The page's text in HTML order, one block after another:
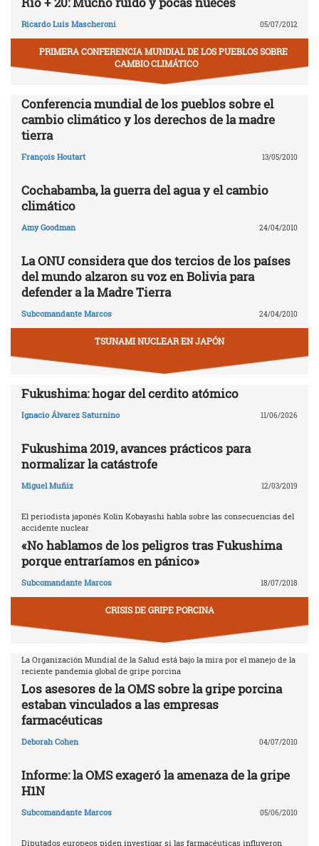
Ricardo Luis Mascheroni 05/07/2012
PRIMERA CONFERENCIA MUNDIAL DE LOS PUEBLOS SOBRE
CAMBIO CLIMÁTICO
Conferencia mundial de los pueblos sobre el
cambio climático y los derechos de la madre
tierra
François Houtart 13/05/2010
Cochabamba, la guerra del agua y el cambio
climático
Amy Goodman 24/04/2010
La ONU considera que dos tercios de los países
del mundo alzaron su voz en Bolivia para
defender a la Madre Tierra
Subcomandante Marcos 24/04/2010
TSUNAMI NUCLEAR EN JAPÓN
Fukushima: hogar del cerdito atómico
Ignacio Álvarez Saturnino 11/06/2026
Fukushima 2019, avances prácticos para
normalizar la catástrofe
Miguel Muñiz 12/03/2019
El periodista japonés Kolin Kobayashi habla sobre las consecuencias del
accidente nuclear
«No hablamos de los peligros tras Fukushima
porque entraríamos en pánico»
Subcomandante Marcos 18/07/2018
CRISIS DE GRIPE PORCINA
La Organización Mundial de la Salud está bajo la mira por el manejo de la
reciente pandemia global de gripe porcina
Los asesores de la OMS sobre la gripe porcina
estaban vinculados a las empresas
farmacéuticas
Deborah Cohen 04/07/2010
Informe: la OMS exageró la amenaza de la gripe
H1N
Subcomandante Marcos 05/06/2010
Diputados europeos piden investigar si las farmacéuticas influyeron